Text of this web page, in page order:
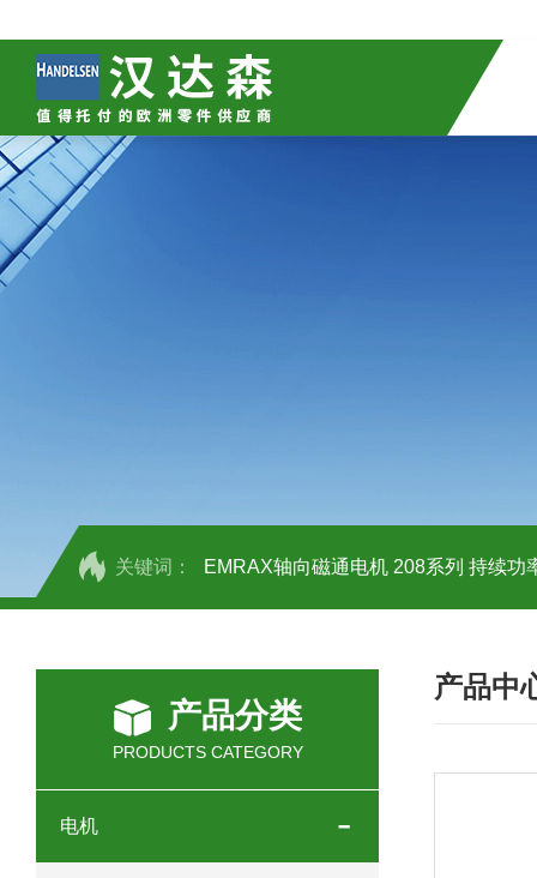
关键词： EMRAX轴向磁通电机 208系列 持续功
OEMER三相同步电机MTES 132SB/2
OEMER三相同步电机MTES 160MA/2
OEMER电机QLS 180M环保农业领域
产品分类
PRODUCTS CATEGORY
电机
产品中